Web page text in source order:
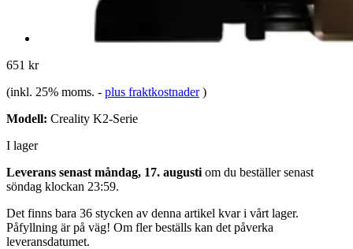
651 kr
(inkl. 25% moms. - plus fraktkostnader )
Modell: Creality K2-Serie
I lager
Leverans senast måndag, 17. augusti om du beställer senast
söndag klockan 23:59.
Det finns bara 36 stycken av denna artikel kvar i vårt lager.
Påfyllning är på väg! Om fler beställs kan det påverka
leveransdatumet.